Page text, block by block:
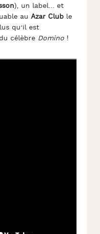
), un label… et
au Azar Cluble
qu’il est
célèbre Domino !